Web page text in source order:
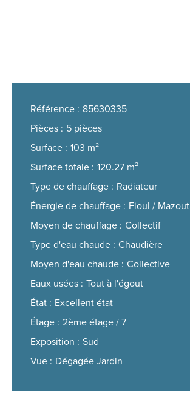
Référence
85630335
Pièces
5 pièces
Surface
103 m²
Surface totale
120.27 m²
Type de chauffage
Radiateur
Énergie de chauffage
Fioul / Mazout
Moyen de chauffage
Collectif
Type d'eau chaude
Chaudière
Moyen d'eau chaude
Collective
Eaux usées
Tout à l'égout
État
Excellent état
Étage
2ème étage / 7
Exposition
Sud
Vue
Dégagée Jardin